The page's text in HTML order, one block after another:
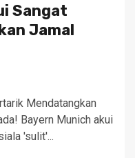
Sangat
Jamal
Mendatangkan
Bayern Munich akui
'sulit'...